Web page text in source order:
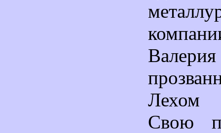
Лехом
Свою